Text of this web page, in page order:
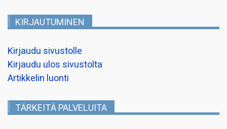
KIRJAUTUMINEN
Kirjaudu sivustolle
Kirjaudu ulos sivustolta
Artikkelin luonti
TÄRKEITÄ PALVELUITA